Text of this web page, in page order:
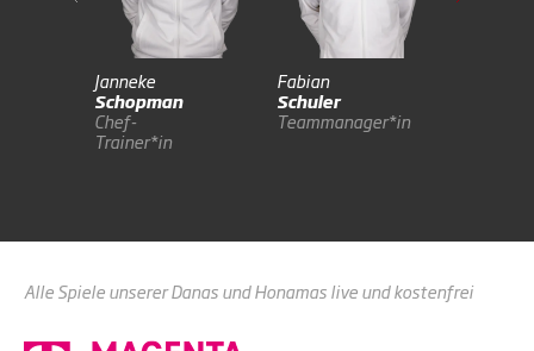
Janneke
Schopman
Chef-
Trainer*in
Fabian
Schuler
Teammanager*in
Alle Spiele unserer Danas und Honamas live und kostenfrei